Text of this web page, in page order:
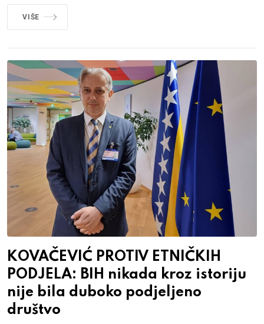
VIŠE
KOVAČEVIĆ PROTIV ETNIČKIH
PODJELA: BIH nikada kroz istoriju
nije bila duboko podjeljeno
društvo